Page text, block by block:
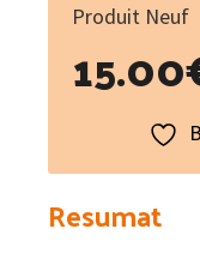
Produit Neuf
15.00
Resumat